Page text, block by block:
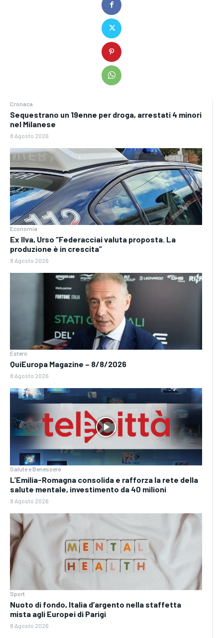
Cronaca
Sequestrano un 19enne per droga, arrestati 4 minori
nel Milanese
8 Agosto 2026
Economia
Ex Ilva, Urso “Federacciai valuta proposta. La
produzione è in crescita”
8 Agosto 2026
Estero
QuiEuropa Magazine – 8/8/2026
8 Agosto 2026
Salute e Benessere
L’Emilia-Romagna consolida e rafforza la rete della
salute mentale, investimento da 40 milioni
8 Agosto 2026
Sport
Nuoto di fondo, Italia d’argento nella staffetta
mista agli Europei di Parigi
8 Agosto 2026